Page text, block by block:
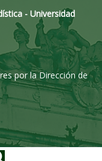
- Universidad
por la Dirección de